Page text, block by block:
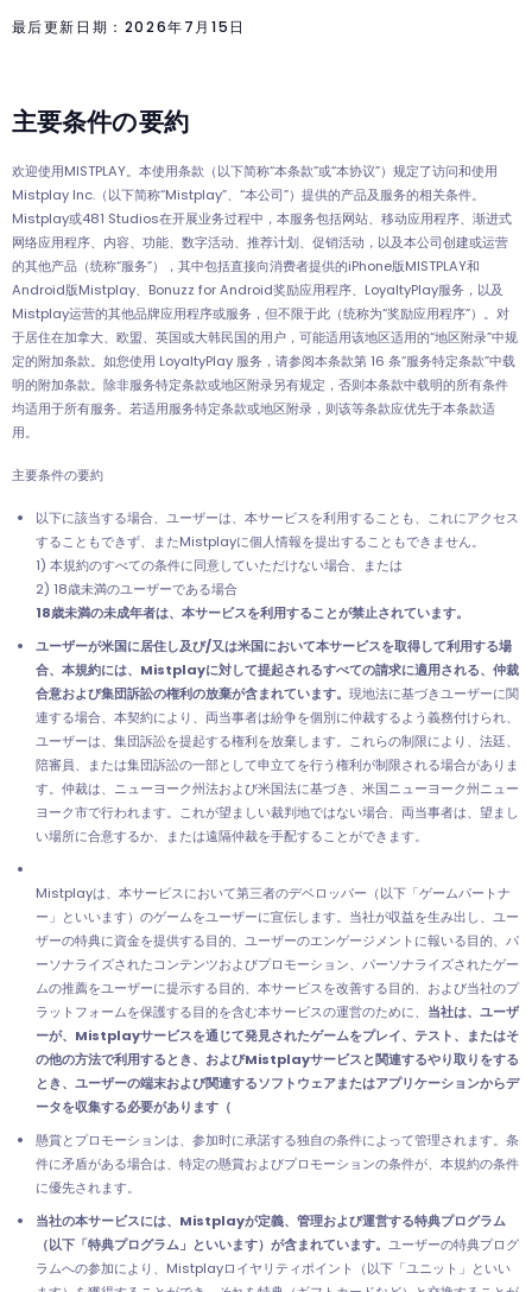
最后更新日期：2026年7月15日
主要条件の要約
欢迎使用MISTPLAY。本使用条款（以下简称“本条款”或“本协议”）规定了访问和使用
Mistplay Inc.（以下简称“Mistplay”、“本公司”）提供的产品及服务的相关条件。
Mistplay或481 Studios在开展业务过程中，本服务包括网站、移动应用程序、渐进式
网络应用程序、内容、功能、数字活动、推荐计划、促销活动，以及本公司创建或运营
的其他产品（统称“服务”），其中包括直接向消费者提供的iPhone版MISTPLAY和
Android版Mistplay、Bonuzz for Android奖励应用程序、LoyaltyPlay服务，以及
Mistplay运营的其他品牌应用程序或服务，但不限于此（统称为“奖励应用程序”）。对
于居住在加拿大、欧盟、英国或大韩民国的用户，可能适用该地区适用的“地区附录”中规
定的附加条款。如您使用 LoyaltyPlay 服务，请参阅本条款第 16 条“服务特定条款”中载
明的附加条款。除非服务特定条款或地区附录另有规定，否则本条款中载明的所有条件
均适用于所有服务。若适用服务特定条款或地区附录，则该等条款应优先于本条款适
用。
主要条件の要約
以下に該当する場合、ユーザーは、本サービスを利用することも、これにアクセス
することもできず、またMistplayに個人情報を提出することもできません。
1) 本規約のすべての条件に同意していただけない場合、または
2) 18歳未満のユーザーである場合
‍18歳未満の未成年者は、本サービスを利用することが禁止されています。
ユーザーが米国に居住し及び/又は米国において本サービスを取得して利用する場
合、本規約には、Mistplayに対して提起されるすべての請求に適用される、仲裁
合意および集団訴訟の権利の放棄が含まれています。 現地法に基づきユーザーに関
連する場合、本契約により、両当事者は紛争を個別に仲裁するよう義務付けられ、
ユーザーは、集団訴訟を提起する権利を放棄します。これらの制限により、法廷、
陪審員、または集団訴訟の一部として申立てを行う権利が制限される場合がありま
す。仲裁は、ニューヨーク州法および米国法に基づき、米国ニューヨーク州ニュー
ヨーク市で行われます。これが望ましい裁判地ではない場合、両当事者は、望まし
い場所に合意するか、または遠隔仲裁を手配することができます。
Mistplayは、本サービスにおいて第三者のデベロッパー（以下「ゲームパートナ
ー」といいます）のゲームをユーザーに宣伝します。当社が収益を生み出し、ユー
ザーの特典に資金を提供する目的、ユーザーのエンゲージメントに報いる目的、パ
ーソナライズされたコンテンツおよびプロモーション、パーソナライズされたゲー
ムの推薦をユーザーに提示する目的、本サービスを改善する目的、および当社のプ
ラットフォームを保護する目的を含む本サービスの運営のために、 当社は、ユーザ
ーが、Mistplayサービスを通じて発見されたゲームをプレイ、テスト、またはそ
の他の方法で利用するとき、およびMistplayサービスと関連するやり取りをする
とき、ユーザーの端末および関連するソフトウェアまたはアプリケーションからデ
ータを収集する必要があります（
懸賞とプロモーションは、参加时に承諾する独自の条件によって管理されます。条
件に矛盾がある場合は、特定の懸賞およびプロモーションの条件が、本規約の条件
に優先されます。
当社の本サービスには、Mistplayが定義、管理および運営する特典プログラム
（以下「特典プログラム」といいます）が含まれています。 ユーザーの特典プログ
ラムへの参加により、Mistplayロイヤリティポイント（以下「ユニット」といい